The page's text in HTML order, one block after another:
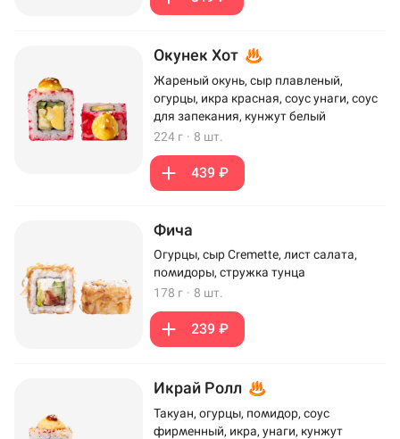
Окунек Хот
Жареный окунь, сыр плавленый,
огурцы, икра красная, соус унаги, соус
для запекания, кунжут белый
224 г · 8 шт.
439 ₽
Фича
Огурцы, сыр Cremette, лист салата,
помидоры, стружка тунца
178 г · 8 шт.
239 ₽
Икрай Ролл
Такуан, огурцы, помидор, соус
фирменный, икра, унаги, кунжут